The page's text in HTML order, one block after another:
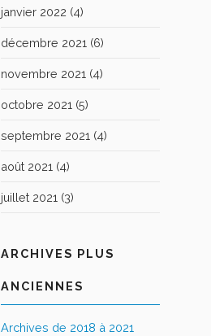
janvier 2022 (4)
décembre 2021 (6)
novembre 2021 (4)
octobre 2021 (5)
septembre 2021 (4)
août 2021 (4)
juillet 2021 (3)
ARCHIVES PLUS
ANCIENNES
Archives de 2018 à 2021